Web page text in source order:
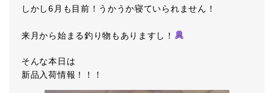
しかし6月も目前！うかうか寝ていられません！
来月から始まる釣り物もありますし！
そんな本日は
新品入荷情報！！！